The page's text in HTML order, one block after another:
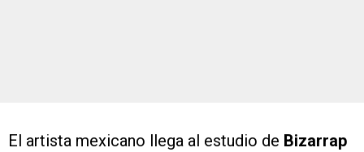
El artista mexicano llega al estudio de Bizarrap